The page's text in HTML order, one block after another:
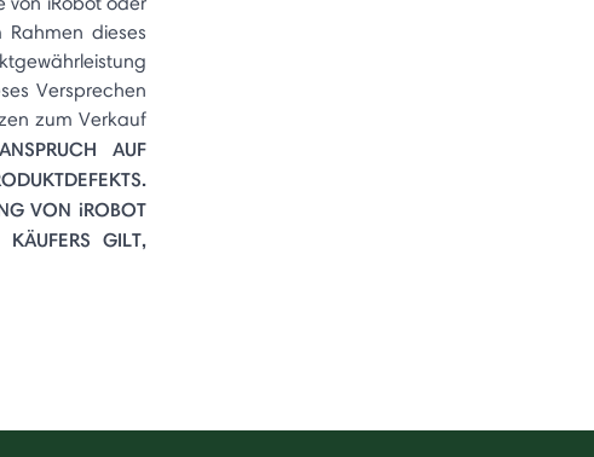
dieses
Versprechen
zum Verkauf
AUF
VON iROBOT
GILT,